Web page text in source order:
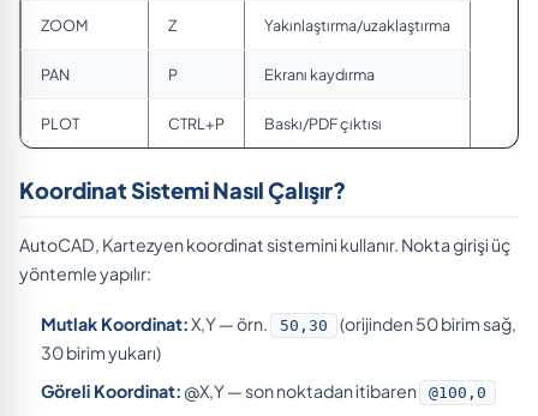
ZOOM Z Yakınlaştırma/uzaklaştırma
PAN P Ekranı kaydırma
PLOT CTRL+P Baskı/PDF çıktısı
Koordinat Sistemi Nasıl Çalışır?
AutoCAD, Kartezyen koordinat sistemini kullanır. Nokta girişi üç
yöntemle yapılır:
Mutlak Koordinat:X,Y — örn. 50,30
(orijinden 50 birim sağ,
30 birim yukarı)
Göreli Koordinat: @X,Y — son noktadan itibaren @100,0